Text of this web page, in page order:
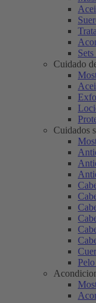
Cuidado
Cuidados